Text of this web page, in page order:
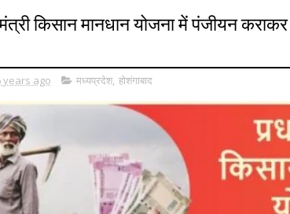
किसान मानधान योजना में पंजीयन
years ago मध्यप्रदेश, होशंगाबाद